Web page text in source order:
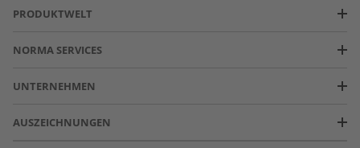
PRODUKTWELT
NORMA SERVICES
UNTERNEHMEN
AUSZEICHNUNGEN